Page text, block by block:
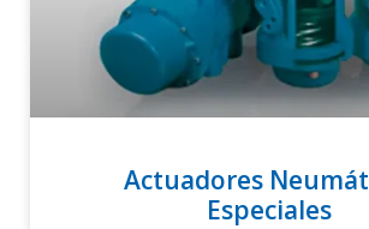
Actuadores
Especiales